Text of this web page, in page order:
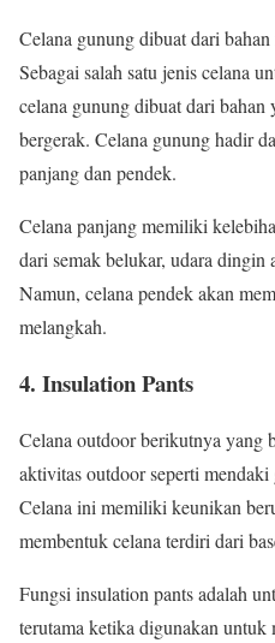
Celana gunung dibuat dari
Sebagai salah satu jenis celana
celana gunung dibuat dari bahan
bergerak. Celana gunung hadir
panjang dan pendek.
Celana panjang memiliki
dari semak belukar, udara dingin
Namun, celana pendek akan
melangkah.
4. Insulation Pants
Celana outdoor berikutnya yang
aktivitas outdoor seperti
Celana ini memiliki keunikan
membentuk celana terdiri dari
Fungsi insulation pants adalah
terutama ketika digunakan untuk